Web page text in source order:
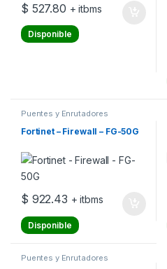
$ 527.80 + itbms
Disponible
Puentes y Enrutadores
Fortinet – Firewall – FG-50G
$ 922.43 + itbms
Disponible
Puentes y Enrutadores